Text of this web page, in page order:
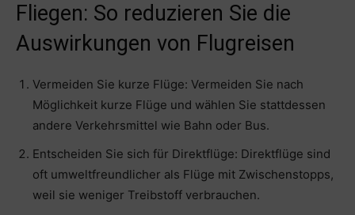
Fliegen: So reduzieren Sie die
Auswirkungen von Flugreisen
Vermeiden Sie kurze Flüge: Vermeiden Sie nach
Möglichkeit kurze Flüge und wählen Sie stattdessen
andere Verkehrsmittel wie Bahn oder Bus.
Entscheiden Sie sich für Direktflüge: Direktflüge sind
oft umweltfreundlicher als Flüge mit Zwischenstopps,
weil sie weniger Treibstoff verbrauchen.